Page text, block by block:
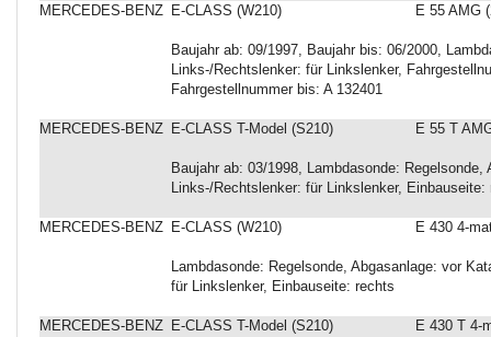
MERCEDES-BENZ E-CLASS (W210) E 55 AMG
Baujahr ab: 09/1997, Baujahr bis: 06/2000,
Links-/Rechtslenker: für Linkslenker,
Fahrgestellnummer bis: A 132401
MERCEDES-BENZ E-CLASS T-Model (S210) E 55 T
Baujahr ab: 03/1998, Lambdasonde:
Links-/Rechtslenker: für Linkslenker, Einbauseite:
MERCEDES-BENZ E-CLASS (W210) E 430 4-
Lambdasonde: Regelsonde, Abgasanlage: vor
für Linkslenker, Einbauseite: rechts
MERCEDES-BENZ E-CLASS T-Model (S210) E 430 T 4-